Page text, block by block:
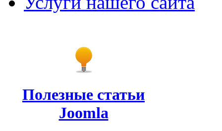
Полезные статьи
Joomla